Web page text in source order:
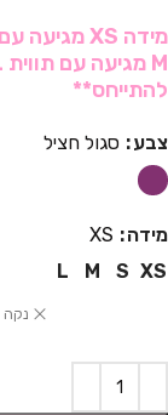
להתייחס**
צבע סגול חציל
מידה
XS
XS
S
M
L
נקה